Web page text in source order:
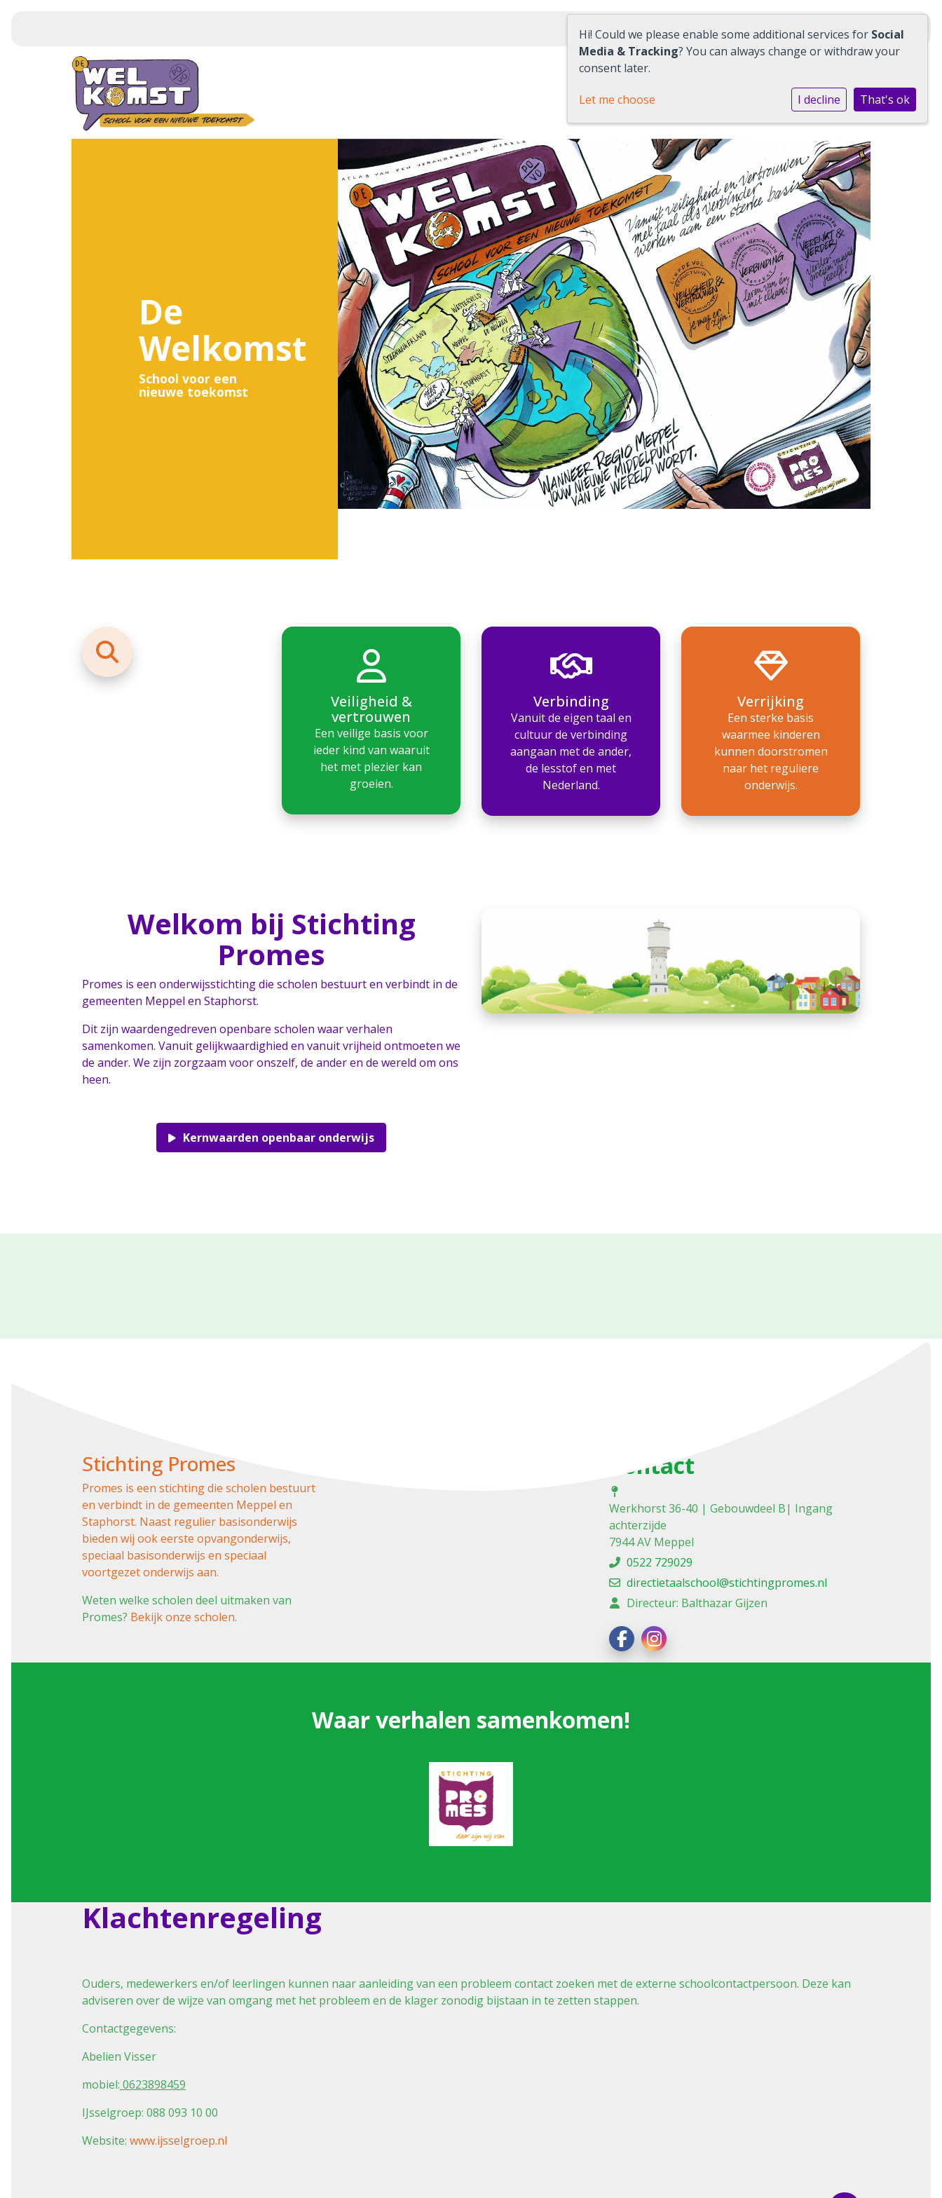
De
Welkomst
School voor een
nieuwe toekomst
Veiligheid &
vertrouwen
Een veilige basis voor
ieder kind van waaruit
het met plezier kan
groeien.
Verbinding
Vanuit de eigen taal en
cultuur de verbinding
aangaan met de ander,
de lesstof en met
Nederland.
Verrijking
Een sterke basis
waarmee kinderen
kunnen doorstromen
naar het reguliere
onderwijs.
Welkom bij Stichting
Promes
Promes is een onderwijsstichting die scholen bestuurt en verbindt in de
gemeenten Meppel en Staphorst.
Dit zijn waardengedreven openbare scholen waar verhalen
samenkomen. Vanuit gelijkwaardighied en vanuit vrijheid ontmoeten we
de ander. We zijn zorgzaam voor onszelf, de ander en de wereld om ons
heen.
Kernwaarden openbaar onderwijs
Stichting Promes
Promes is een stichting die scholen bestuurt
en verbindt in de gemeenten Meppel en
Staphorst. Naast regulier basisonderwijs
bieden wij ook eerste opvangonderwijs,
speciaal basisonderwijs en speciaal
voortgezet onderwijs aan.
Weten welke scholen deel uitmaken van
Promes? Bekijk onze scholen.
Contact
Werkhorst 36-40 | Gebouwdeel B| Ingang
achterzijde
7944 AV Meppel
0522 729029
directietaalschool@stichtingpromes.nl
Directeur: Balthazar Gijzen
Waar verhalen samenkomen!
Klachtenregeling
Ouders, medewerkers en/of leerlingen kunnen naar aanleiding van een probleem contact zoeken met de externe schoolcontactpersoon. Deze kan
adviseren over de wijze van omgang met het probleem en de klager zonodig bijstaan in te zetten stappen.
Contactgegevens:
Abelien Visser
mobiel: 0623898459
IJsselgroep: 088 093 10 00
Website: www.ijsselgroep.nl
Hi! Could we please enable some additional services for Social
Media & Tracking? You can always change or withdraw your
consent later.
Let me choose I decline That's ok